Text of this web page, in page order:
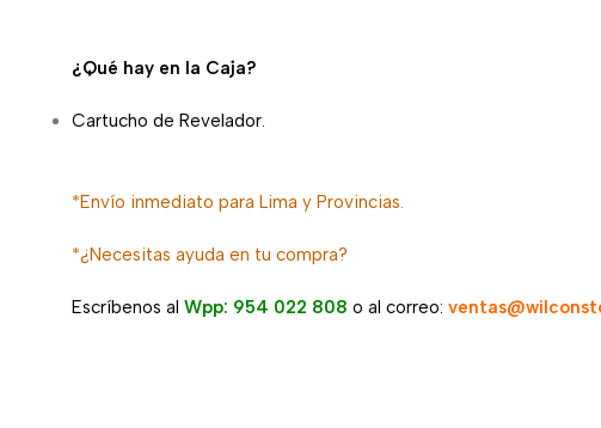
¿Qué hay en la Caja?
Cartucho de Revelador.
*Envío inmediato para Lima y Provincias.
*¿Necesitas ayuda en tu compra?
Escríbenos al Wpp: 954 022 808 o al correo: